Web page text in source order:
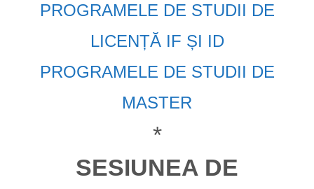
PROGRAMELE DE STUDII DE
LICENȚĂ IF ȘI ID
PROGRAMELE DE STUDII DE
MASTER
*
SESIUNEA DE